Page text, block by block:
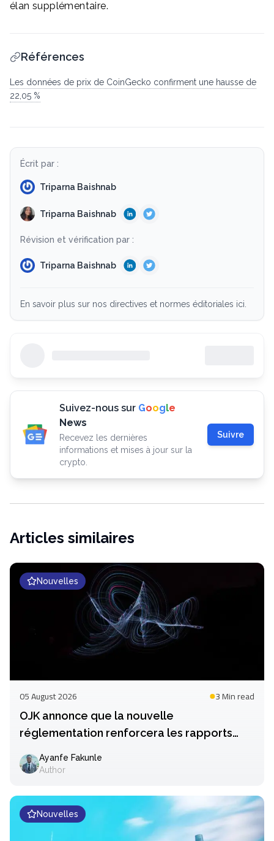
élan supplémentaire.
Références
Les données de prix de CoinGecko confirment une hausse de
22,05 %
Écrit par :
Triparna Baishnab
Triparna Baishnab
Révision et vérification par :
Triparna Baishnab
En savoir plus sur nos directives et normes éditoriales ici.
Suivez-nous sur Google
News
Recevez les dernières
informations et mises à jour sur la
crypto.
Suivre
Articles similaires
Nouvelles
05 August 2026 3 Minread
OJK annonce que la nouvelle
réglementation renforcera les rapports
Ayanfe Fakunle
Author
Nouvelles